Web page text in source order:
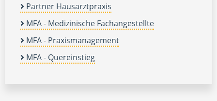
Partner Hausarztpraxis
MFA - Medizinische Fachangestellte
MFA - Praxismanagement
MFA - Quereinstieg